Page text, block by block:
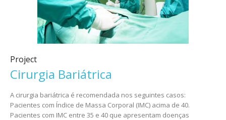
Project
Cirurgia Bariátrica
A cirurgia bariátrica é recomendada nos seguintes casos:
Pacientes com Índice de Massa Corporal (IMC) acima de 40.
Pacientes com IMC entre 35 e 40 que apresentam doenças